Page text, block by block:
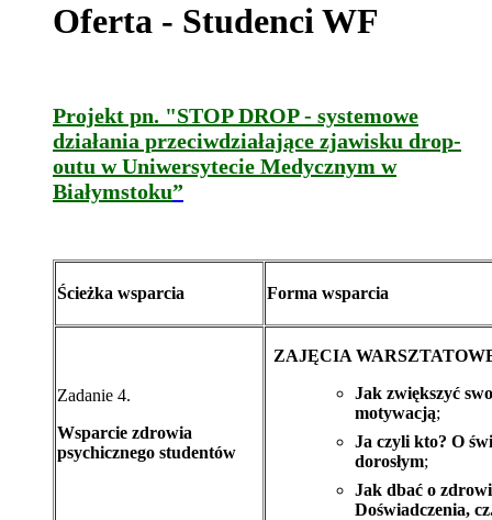
Oferta - Studenci WF
Projekt pn. "STOP DROP - systemowe
działania przeciwdziałające zjawisku drop-
outu w Uniwersytecie Medycznym w
Białymstoku”
Ścieżka wsparcia Forma wsparcia
Zadanie 4.
Wsparcie zdrowia
psychicznego studentów
ZAJĘCIA
Jak zwiększyć
motywacją;
Ja czyli kto? O
dorosłym;
Jak dbać o
Doświadczenia,